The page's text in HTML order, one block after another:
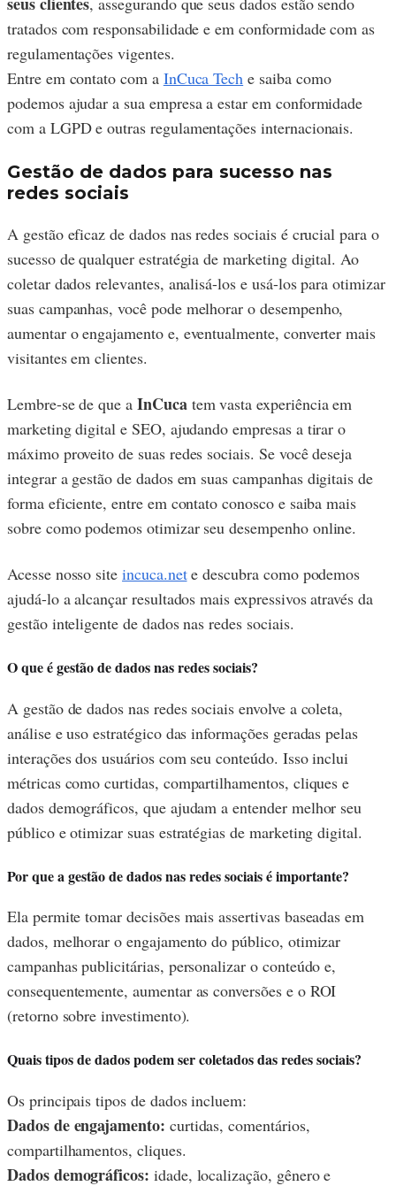
tratados com responsabilidade e em conformidade com as
regulamentações vigentes.
Entre em contato com a InCuca Tech e saiba como
podemos ajudar a sua empresa a estar em conformidade
com a LGPD e outras regulamentações internacionais.
Gestão de dados para sucesso nas
redes sociais
A gestão eficaz de dados nas redes sociais é crucial para o
sucesso de qualquer estratégia de marketing digital. Ao
coletar dados relevantes, analisá-los e usá-los para otimizar
suas campanhas, você pode melhorar o desempenho,
aumentar o engajamento e, eventualmente, converter mais
visitantes em clientes.
Lembre-se de que a InCucatem vasta experiência em
marketing digital e SEO, ajudando empresas a tirar o
máximo proveito de suas redes sociais. Se você deseja
integrar a gestão de dados em suas campanhas digitais de
forma eficiente, entre em contato conosco e saiba mais
sobre como podemos otimizar seu desempenho online.
Acesse nosso siteincuca.nete descubra como podemos
ajudá-lo a alcançar resultados mais expressivos através da
gestão inteligente de dados nas redes sociais.
O que é gestão de dados nas redes sociais?
A gestão de dados nas redes sociais envolve a coleta,
análise e uso estratégico das informações geradas pelas
interações dos usuários com seu conteúdo. Isso inclui
métricas como curtidas, compartilhamentos, cliques e
dados demográficos, que ajudam a entender melhor seu
público e otimizar suas estratégias de marketing digital.
Por que a gestão de dados nas redes sociais é importante?
Ela permite tomar decisões mais assertivas baseadas em
dados, melhorar o engajamento do público, otimizar
campanhas publicitárias, personalizar o conteúdo e,
consequentemente, aumentar as conversões e o ROI
(retorno sobre investimento).
Quais tipos de dados podem ser coletados das redes sociais?
Os principais tipos de dados incluem:
Dados de engajamento: curtidas, comentários,
compartilhamentos, cliques.
Dados demográficos: idade, localização, gênero e